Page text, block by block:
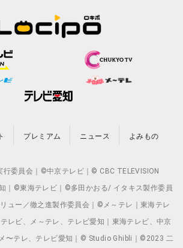
プレミアム ニュース よみもの
委員会｜©中京テレビ｜© CBC TELEVISION
｜©東海テレビ｜©多田かおる/ イタキス製作委員
ュー／徹之進製作委員会｜©メ～テレ｜東海テレ
レビ、メ～テレ、テレビ愛知｜東海テレビ、中京
〜テレ、テレビ愛知｜© Studio Ghibli｜©2023 二